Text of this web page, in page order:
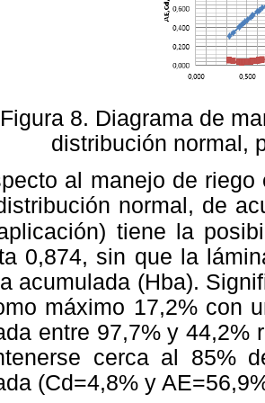
Figura 8. Diagrama de
distribución normal,
al manejo de
normal, de
tiene la
0,874, sin que la
acumulada (Hba).
máximo 17,2% con
entre 97,7% y 44,2%
cerca al 85%
(Cd=4,8% y